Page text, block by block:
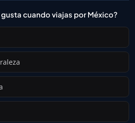
cuando viajas por México?